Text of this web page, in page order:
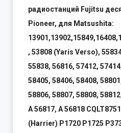
радиостанций Fujitsu
Pioneer, для Matsushita:
, 53808 (Yaris Verso),
55838, 56816, 57412,
58405, 58406, 58408,
58806, 58807, 58808,
A 56817, A 56818
(Harrier) P1720 P1725